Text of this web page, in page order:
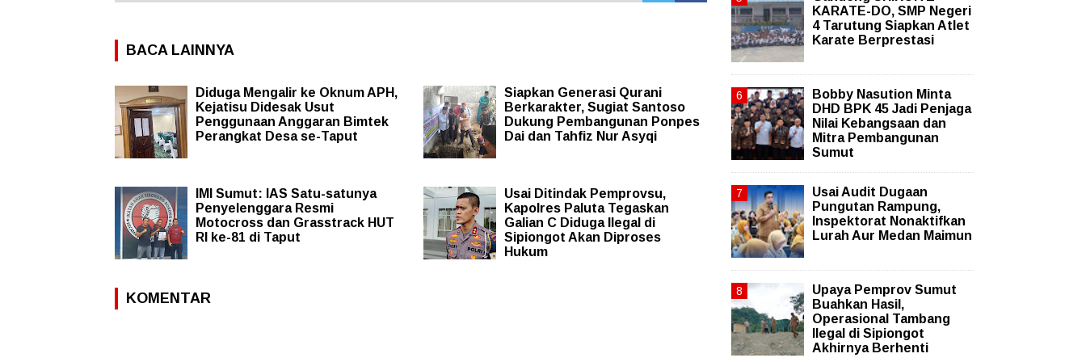
BACA LAINNYA
Diduga Mengalir ke Oknum APH,
Kejatisu Didesak Usut
Penggunaan Anggaran Bimtek
Perangkat Desa se-Taput
Siapkan Generasi Qurani
Berkarakter, Sugiat Santoso
Dukung Pembangunan Ponpes
Dai dan Tahfiz Nur Asyqi
IMI Sumut: IAS Satu-satunya
Penyelenggara Resmi
Motocross dan Grasstrack HUT
RI ke-81 di Taput
Usai Ditindak Pemprovsu,
Kapolres Paluta Tegaskan
Galian C Diduga Ilegal di
Sipiongot Akan Diproses
Hukum
KOMENTAR
KARATE-DO, SMP Negeri
4 Tarutung Siapkan Atlet
Karate Berprestasi
Bobby Nasution Minta
DHD BPK 45 Jadi Penjaga
Nilai Kebangsaan dan
Mitra Pembangunan
Sumut
Usai Audit Dugaan
Pungutan Rampung,
Inspektorat Nonaktifkan
Lurah Aur Medan Maimun
Upaya Pemprov Sumut
Buahkan Hasil,
Operasional Tambang
Ilegal di Sipiongot
Akhirnya Berhenti